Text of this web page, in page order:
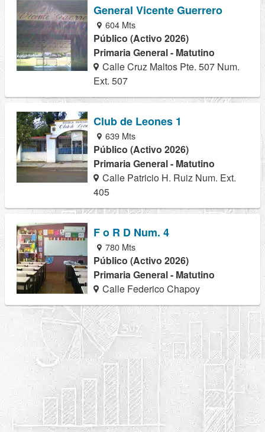
General Vicente Guerrero
604 Mts
Público (Activo 2026)
Primaria General - Matutino
Calle Cruz Maltos Pte. 507 Num.
Ext. 507
Club de Leones 1
639 Mts
Público (Activo 2026)
Primaria General - Matutino
Calle Patricio H. Ruiz Num. Ext.
405
F o R D Num. 4
780 Mts
Público (Activo 2026)
Primaria General - Matutino
Calle Federico Chapoy